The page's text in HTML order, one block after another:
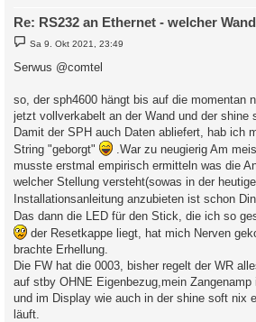
Re: RS232 an Ethernet - welcher
B
e
t
g
Sa 9. Okt 2021, 23:49
Serwus @comtel
so, der sph4600 hängt bis auf die momentan
jetzt vollverkabelt an der Wand und der shine
Damit der SPH auch Daten abliefert, hab ich
String "geborgt"
.War zu neugierig Am
musste erstmal empirisch ermitteln was die
welcher Stellung versteht(sowas in der
Installationsanleitung anzubieten ist schon
Das dann die LED für den Stick, die ich so
der Resetkappe liegt, hat mich Nerven
brachte Erhellung.
Die FW hat die 0003, bisher regelt der WR
auf stby OHNE Eigenbezug,mein
und im Display wie auch in der shine soft nix
läuft.